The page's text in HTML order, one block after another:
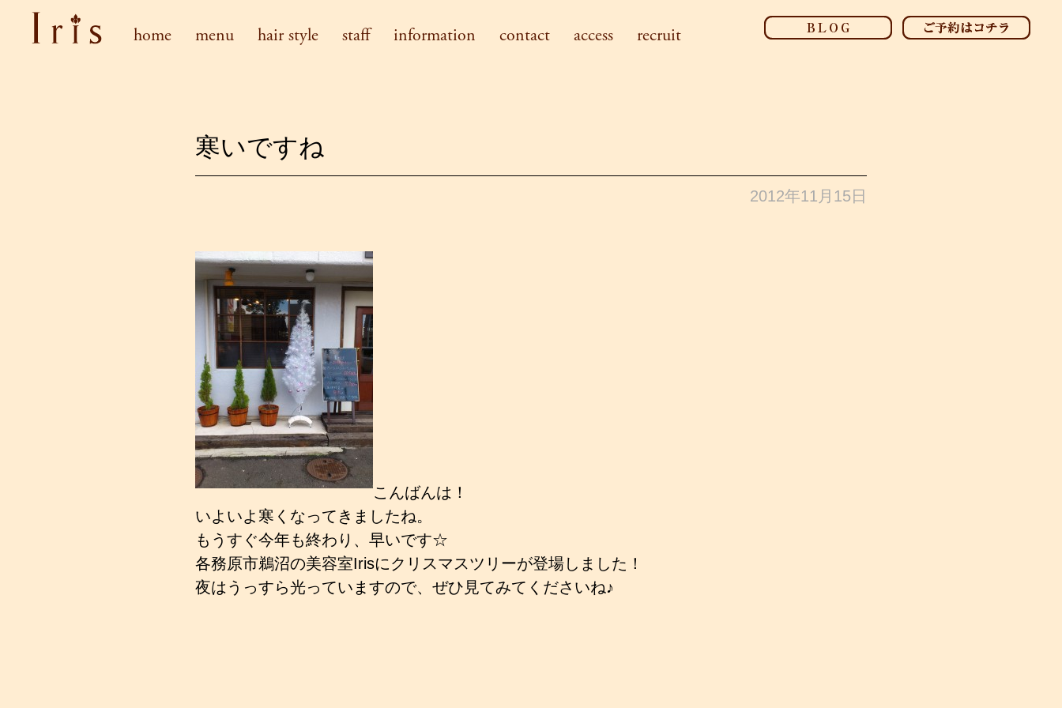
home menu hair style staff information contact access recruit
寒いですね
2012年11月15日
こんばんは！
いよいよ寒くなってきましたね。
もうすぐ今年も終わり、早いです☆
各務原市鵜沼の美容室Irisにクリスマスツリーが登場しました！
夜はうっすら光っていますので、ぜひ見てみてくださいね♪